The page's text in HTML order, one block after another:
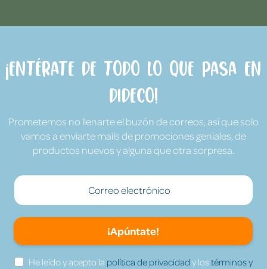
¡Entérate de todo lo que pasa en
Dideco!
Prometemos no llenarte el buzón de correos, así que solo
vamos a enviarte mails de promociones geniales, de
productos nuevos y alguna que otra sorpresa.
¡Apúntate!
He leído y acepto la política de privacidad y lostérminos y